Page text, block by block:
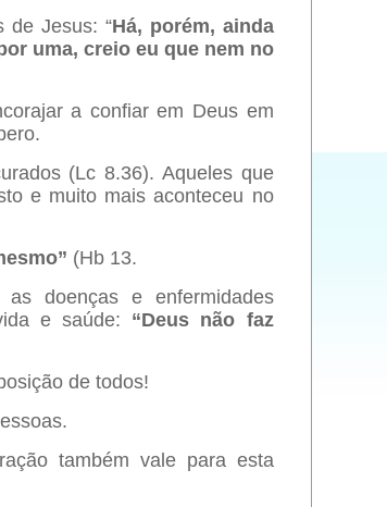
de Jesus: “Há, porém, ainda
uma, creio eu que nem no
a confiar em Deus em
(Lc 8.36). Aqueles que
e muito mais aconteceu no
(Hb 13.
doenças e enfermidades
e saúde: “Deus não faz
de todos!
também vale para esta